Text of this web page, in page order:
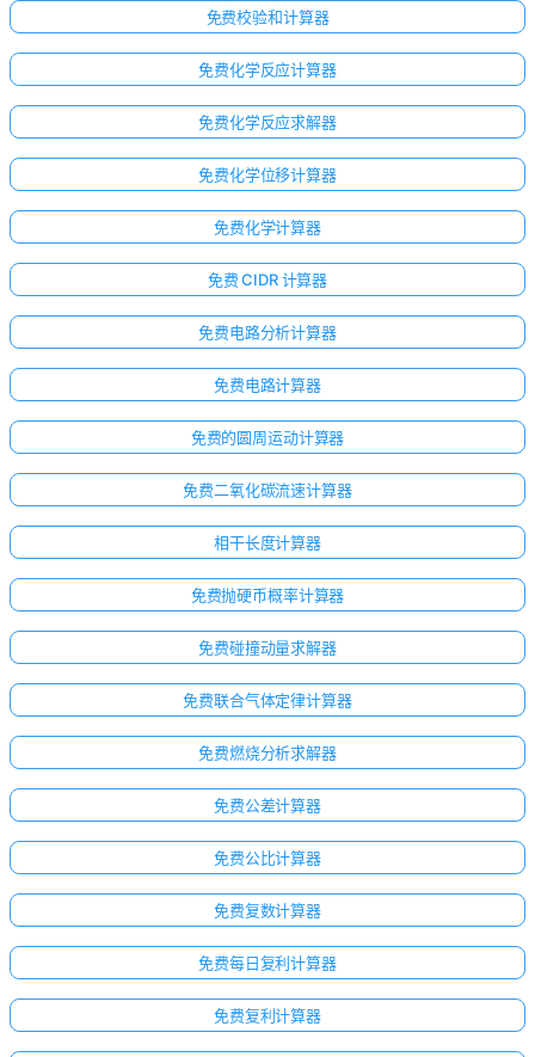
免费校验和计算器
免费化学反应计算器
免费化学反应求解器
免费化学位移计算器
免费化学计算器
免费 CIDR 计算器
免费电路分析计算器
免费电路计算器
免费的圆周运动计算器
免费二氧化碳流速计算器
相干长度计算器
免费抛硬币概率计算器
免费碰撞动量求解器
免费联合气体定律计算器
免费燃烧分析求解器
免费公差计算器
免费公比计算器
免费复数计算器
免费每日复利计算器
免费复利计算器